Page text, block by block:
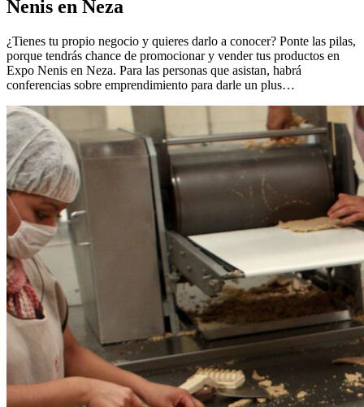
Nenis en Neza
¿Tienes tu propio negocio y quieres darlo a conocer? Ponte las pilas,
porque tendrás chance de promocionar y vender tus productos en
Expo Nenis en Neza. Para las personas que asistan, habrá
conferencias sobre emprendimiento para darle un plus…